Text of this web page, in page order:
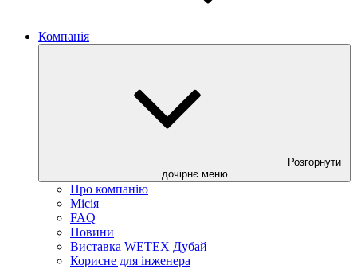
Компанія
Розгорнути
дочірнє меню
Про компанію
Місія
FAQ
Новини
Виставка WETEX Дубай
Корисне для інженера